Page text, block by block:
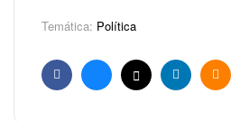
Temática: Política
FacebookBlueskyX LinkedinEmail